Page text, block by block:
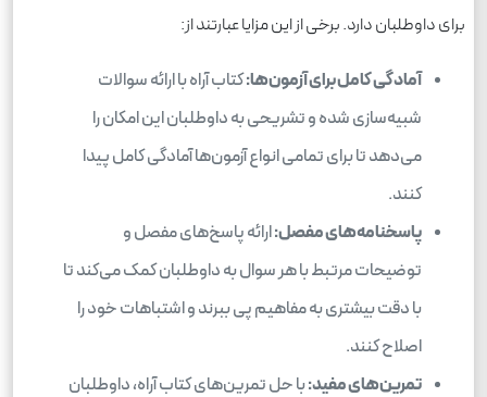
برای داوطلبان دارد. برخی از این مزایا عبارتند از:
آمادگی کامل برای آزمون‌ها:کتاب آراه با ارائه سوالات
شبیه‌سازی شده و تشریحی به داوطلبان این امکان را
می‌دهد تا برای تمامی انواع آزمون‌ها آمادگی کامل پیدا
کنند.
پاسخنامه‌های مفصل:ارائه پاسخ‌های مفصل و
توضیحات مرتبط با هر سوال به داوطلبان کمک می‌کند تا
با دقت بیشتری به مفاهیم پی ببرند و اشتباهات خود را
اصلاح کنند.
تمرین‌های مفید:با حل تمرین‌های کتاب آراه، داوطلبان